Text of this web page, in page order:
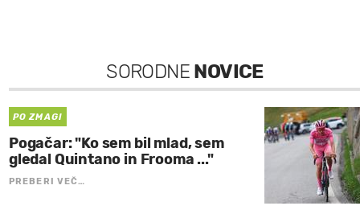
SORODNE NOVICE
PO ZMAGI
Pogačar: "Ko sem bil mlad, sem
gledal Quintano in Frooma ..."
PREBERI VEČ…